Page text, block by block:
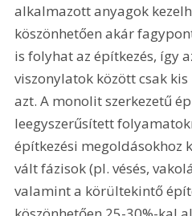
alkalmazott anyagok
köszönhetően akár
is folyhat az építkezés, így
viszonylatok között csak
azt. A monolit szerkezetű
leegyszerűsített
építkezési megoldásokhoz
vált fázisok (pl. vésés,
valamint a körültekintő